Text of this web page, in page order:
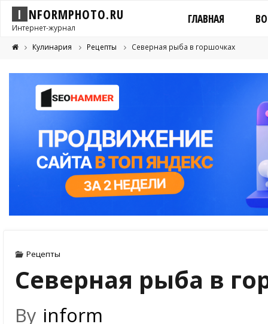
I NFORMPHOTO.RU
Интернет-журнал
ГЛАВНАЯ
Кулинария Рецепты Северная рыба в горшочках
Рецепты
Северная рыба в
By inform